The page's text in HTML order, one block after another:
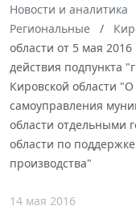
Новости и аналитика
Региональные
области от 5 мая
действия подпункта
Кировской области
самоуправления
области отдельными
области по
производства"
14 мая 2016